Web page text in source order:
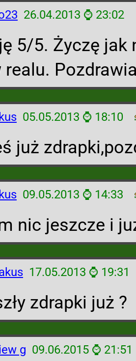
26.04.2013 ⌚ 23:02
5/5. Życzę jak
realu.
05.05.2013 ⌚ 18:10
już
09.05.2013 ⌚ 14:33
nic jeszcze i
17.05.2013 ⌚ 19:31
zdrapki już ?
g 09.06.2015 ⌚ 21:51